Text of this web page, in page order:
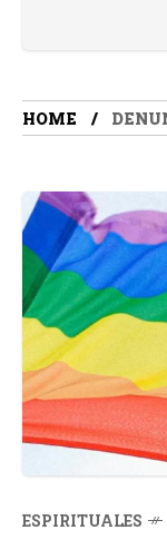
HOME
ESPIRITUALES